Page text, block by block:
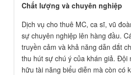
Chất lượng và chuyên nghiệp
Dịch vụ cho thuê MC, ca sĩ, vũ
sự chuyên nghiệp lên hàng đầu.
truyền cảm và khả năng dẫn dắt
thu hút sự chú ý của khán giả.
hữu tài năng biểu diễn mà còn có